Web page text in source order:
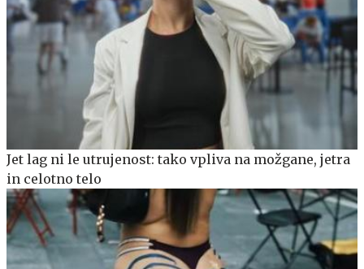
Jet lag ni le utrujenost: tako vpliva na možgane, jetra
in celotno telo